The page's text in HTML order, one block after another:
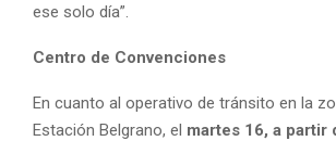
ese solo día”.
Centro de Convenciones
En cuanto al operativo de tránsito en la
Estación Belgrano, el martes 16, a partir